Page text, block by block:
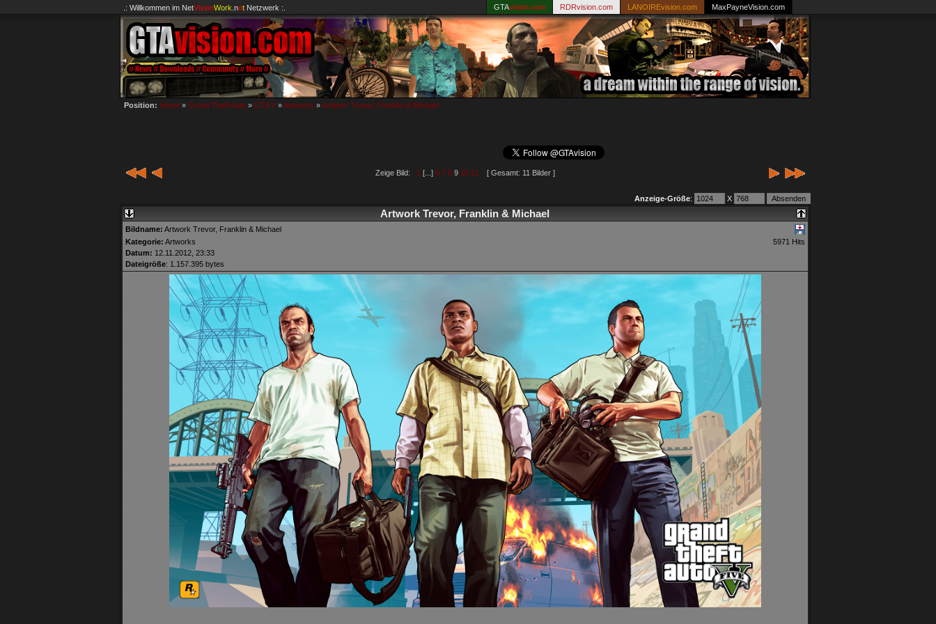
.: Willkommen im NetVisionWork .net Netzwerk :. GTAvision.com RDRvision.com LANOIREvision.com MaxPayneVision.com
Position: Home » Grand Theft Auto » GTA V »Artworks »Artwork Trevor, Franklin & Michael
Zeige Bild: 1 [...] 6 7 8 9 10 11 [ Gesamt: 11 Bilder ]
Anzeige-Größe: X
Artwork Trevor, Franklin & Michael
Bildname: Artwork Trevor, Franklin & Michael
Kategorie: Artworks
5971 Hits
Datum: 12.11.2012, 23:33
Dateigröße: 1.157.395 bytes